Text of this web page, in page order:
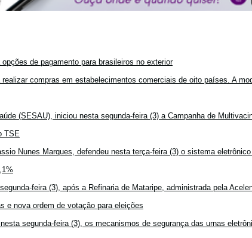
de pagamento para brasileiros no exterior
compras em estabelecimentos comerciais de oito países. A
(SESAU), iniciou nesta segunda-feira (3) a Campanha de
TSE
Nunes Marques, defendeu nesta terça-feira (3) o sistema
feira (3), após a Refinaria de Mataripe, administrada pela
e nova ordem de votação para eleições
segunda-feira (3), os mecanismos de segurança das urnas